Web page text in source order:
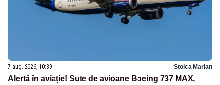
7 aug. 2026, 10:39 Stoica Marian
Alertă în aviație! Sute de avioane Boeing 737 MAX,